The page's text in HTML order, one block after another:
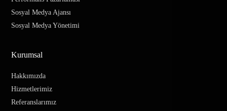
Sosyal Medya Ajansı
Sosyal Medya Yönetimi
Kurumsal
Hakkımızda
Hizmetlerimiz
Referanslarımız